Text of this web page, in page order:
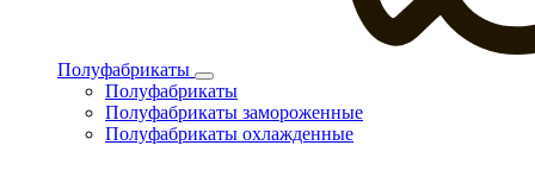
Полуфабрикаты
Полуфабрикаты
Полуфабрикаты замороженные
Полуфабрикаты охлажденные